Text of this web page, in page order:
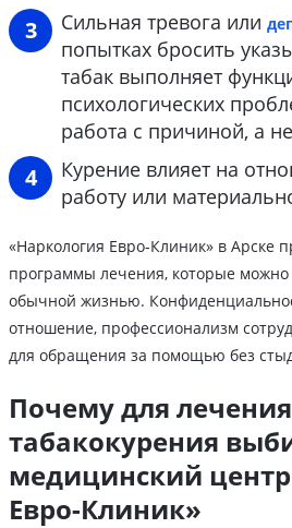
Сильная тревога или
попытках бросить
табак выполняет
психологических
работа с причиной, а
Курение влияет на
работу или
«Наркология Евро-Клиник» в Арске
программы лечения, которые
обычной жизнью.
отношение, профессионализм
для обращения за помощью без
Почему для лечения
табакокурения
медицинский
Евро-Клиник»